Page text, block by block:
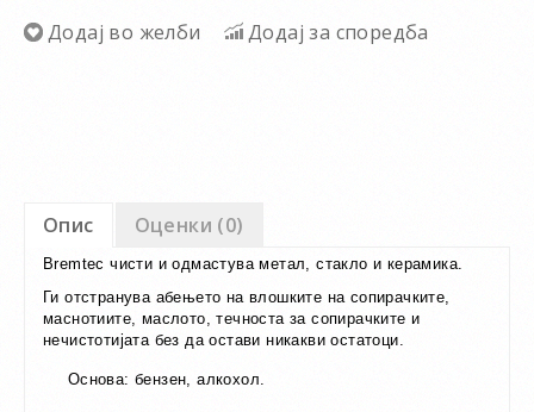
Додај во желби Додај за споредба
Опис Оценки (0)
Bremtec чисти и одмастува метал, стакло и керамика.
Ги отстранува абењето на влошките на сопирачките,
маснотиите, маслото, течноста за сопирачките и
нечистотијата без да остави никакви остатоци.
Основа: бензен, алкохол.